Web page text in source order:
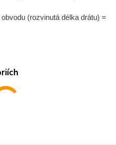
(rozvinutá délka drátu) =